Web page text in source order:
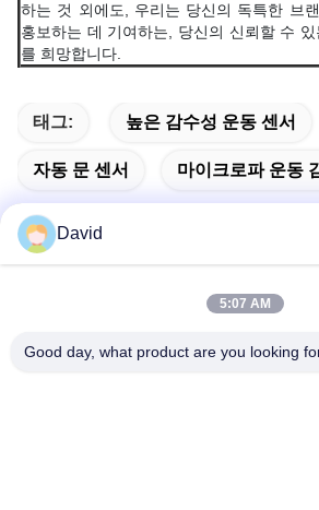
하는 것 외에도, 우리는 당신의 독특한 브
홍보하는 데 기여하는, 당신의 신뢰할 수
를 희망합니다.
태그: 높은 감수성 운동 센서
자동 문 센서 마이크로파 운동
주소
David
5:07 AM
Good day, what product are you looking